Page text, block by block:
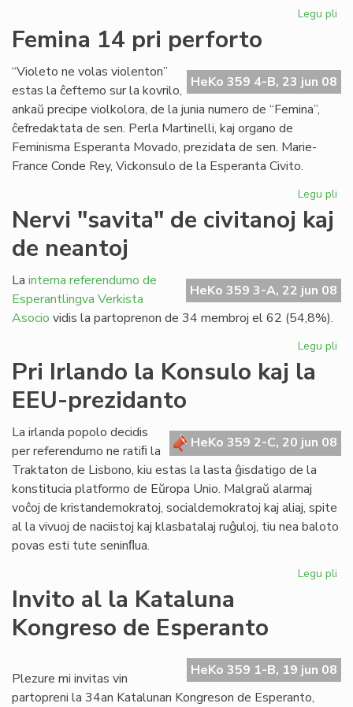
Legu pli
nia
Femina 14 pri perforto
HeKo 359 4-B, 23 jun 08
“Violeto ne volas violenton”
estas la ĉeftemo sur la kovrilo,
ankaŭ precipe violkolora, de la junia numero de “Femina”,
ĉefredaktata de sen. Perla Martinelli, kaj organo de
Feminisma Esperanta Movado, prezidata de sen. Marie-
France Conde Rey, Vickonsulo de la Esperanta Civito.
Legu pli
Nervi "savita" de civitanoj kaj
de neantoj
HeKo 359 3-A, 22 jun 08
La interna referendumo de
Esperantlingva Verkista
Asocio vidis la partoprenon de 34 membroj el 62 (54,8%).
Legu pli
kaj
Pri Irlando la Konsulo kaj la
EEU-prezidanto
HeKo 359 2-C, 20 jun 08
La irlanda popolo decidis
per referendumo ne ratiﬁ la
Traktaton de Lisbono, kiu estas la lasta ĝisdatigo de la
konstitucia platformo de Eŭropa Unio. Malgraŭ alarmaj
voĉoj de kristandemokratoj, socialdemokratoj kaj aliaj, spite
al la vivuoj de naciistoj kaj klasbatalaj ruĝuloj, tiu nea baloto
povas esti tute seninﬂua.
Legu pli
kaj
Invito al la Kataluna
Kongreso de Esperanto
HeKo 359 1-B, 19 jun 08
Plezure mi invitas vin
partopreni la 34an Katalunan Kongreson de Esperanto,